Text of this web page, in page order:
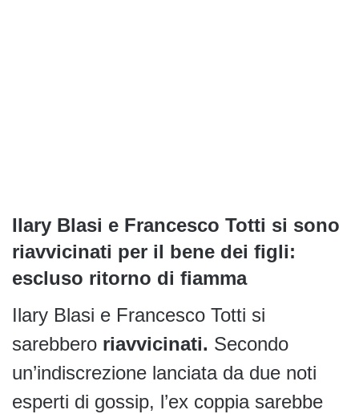
Ilary Blasi e Francesco Totti si sono
riavvicinati per il bene dei figli:
escluso ritorno di fiamma
Ilary Blasi e Francesco Totti si
sarebbero riavvicinati. Secondo
un’indiscrezione lanciata da due noti
esperti di gossip, l’ex coppia sarebbe